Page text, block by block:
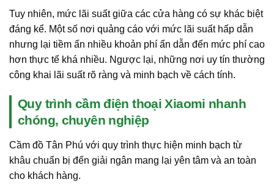
Tuy nhiên, mức lãi suất giữa các cửa hàng có sự khác biệt
đáng kể. Một số nơi quảng cáo với mức lãi suất hấp dẫn
nhưng lại tiềm ẩn nhiều khoản phí ẩn dẫn đến mức phí cao
hơn thực tế khá nhiều. Ngược lại, những nơi uy tín thường
công khai lãi suất rõ ràng và minh bạch về cách tính.
Quy trình cầm điện thoại Xiaomi nhanh
chóng, chuyên nghiệp
Cầm đồ Tân Phú với quy trình thực hiện minh bạch từ
khâu chuẩn bị đến giải ngân mang lại yên tâm và an toàn
cho khách hàng.